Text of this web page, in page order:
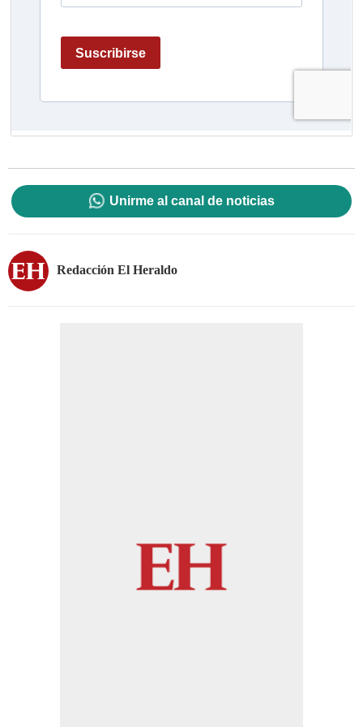
Unirme al canal de noticias
Redacción El Heraldo